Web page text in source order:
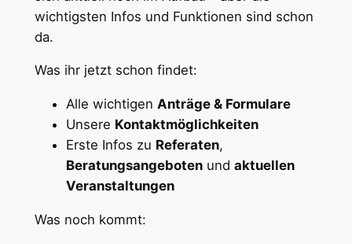
wichtigsten Infos und Funktionen sind schon
da.
Was ihr jetzt schon findet:
Alle wichtigen Anträge & Formulare
Unsere Kontaktmöglichkeiten
Erste Infos zu Referaten,
Beratungsangebotenund aktuellen
Veranstaltungen
Was noch kommt: